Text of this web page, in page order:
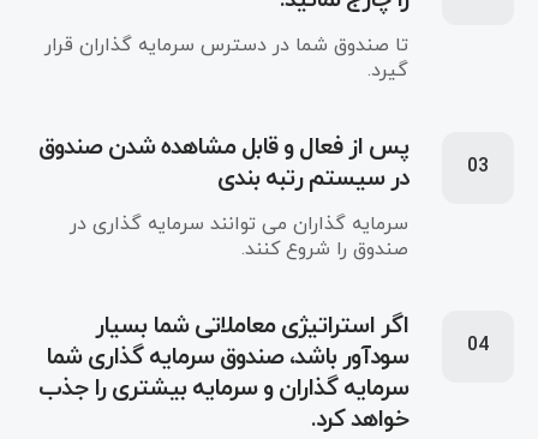
تا صندوق شما در دسترس سرمایه گذاران قرار
گیرد.
03
پس از فعال و قابل مشاهده شدن صندوق
در سیستم رتبه بندی
سرمایه گذاران می توانند سرمایه گذاری در
صندوق را شروع کنند.
04
اگر استراتیژی‌ معاملاتی شما بسیار
سودآور باشد، صندوق سرمایه گذاری شما
سرمایه گذاران و سرمایه بیشتری را جذب
خواهد کرد.